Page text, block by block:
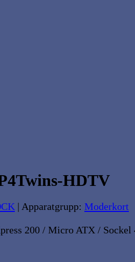
HDTV
| Apparatgrupp: Moderkort
200 / Micro ATX / Sockel